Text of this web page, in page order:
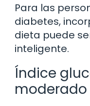
Para las
diabetes,
dieta puede
inteligente.
Índice
moderado